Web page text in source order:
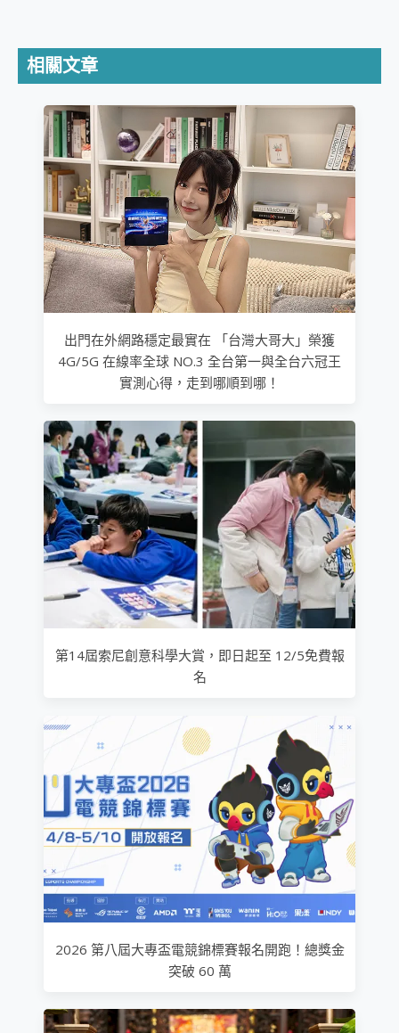
相關文章
出門在外網路穩定最實在 「台灣大哥大」榮獲
4G/5G 在線率全球 NO.3 全台第一與全台六冠王
實測心得，走到哪順到哪！
第14屆索尼創意科學大賞，即日起至 12/5免費報
名
2026 第八屆大專盃電競錦標賽報名開跑！總獎金
突破 60 萬